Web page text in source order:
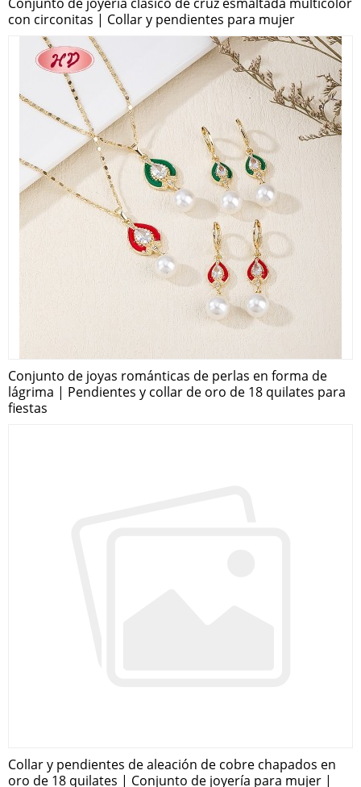
con circonitas | Collar y pendientes para mujer
Conjunto de joyas románticas de perlas en forma de
lágrima | Pendientes y collar de oro de 18 quilates para
fiestas
Collar y pendientes de aleación de cobre chapados en
oro de 18 quilates | Conjunto de joyería para mujer |